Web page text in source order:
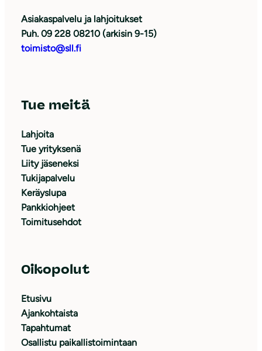
Asiakaspalvelu ja lahjoitukset
Puh. 09 228 08210 (arkisin 9-15)
toimisto@sll.fi
Tue meitä
Lahjoita
Tue yrityksenä
Liity jäseneksi
Tukijapalvelu
Keräyslupa
Pankkiohjeet
Toimitusehdot
Oikopolut
Etusivu
Ajankohtaista
Tapahtumat
Osallistu paikallistoimintaan